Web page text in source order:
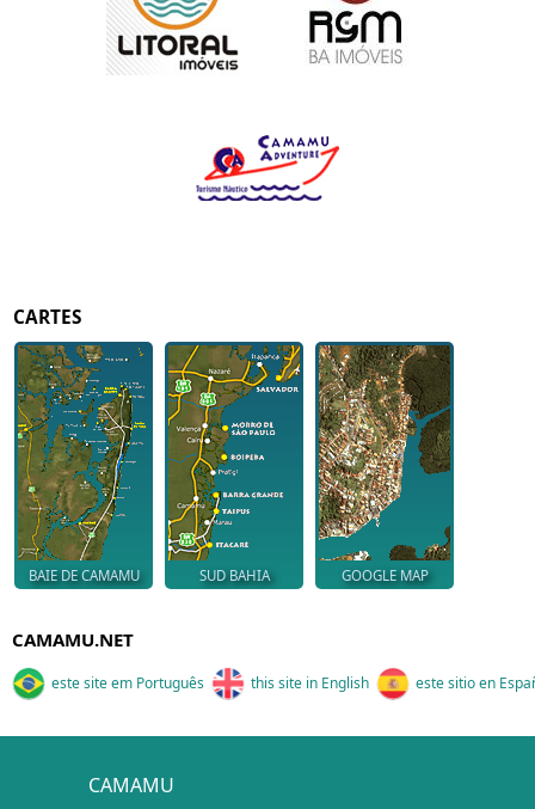
CARTES
BAIE DE CAMAMU SUD BAHIA GOOGLE MAP
CAMAMU.NET
este site em Português this site in English este sitio en
CAMAMU